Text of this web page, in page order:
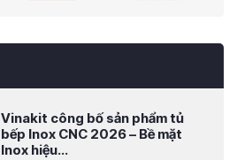
Vinakit công bố sản phẩm tủ
bếp Inox CNC 2026 – Bề mặt
Inox hiệu...